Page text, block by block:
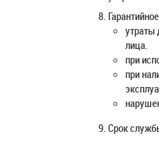
утраты
лица.
при
при
Срок